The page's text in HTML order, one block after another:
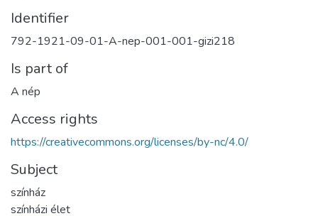
Identifier
792-1921-09-01-A-nep-001-001-gizi218
Is part of
A nép
Access rights
https://creativecommons.org/licenses/by-nc/4.0/
Subject
színház
színházi élet